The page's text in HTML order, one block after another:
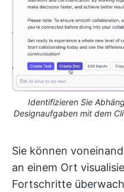
Identifizieren Sie
Designaufgaben mit dem
Sie können
an einem Ort
Fortschritte